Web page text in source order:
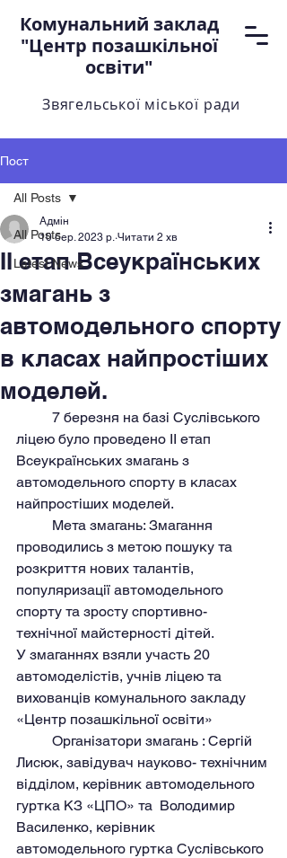
Комунальний заклад
"Центр позашкільної
освіти"
Звягельської міської ради
Пост
All Posts
Latest News
All Posts
II етап Всеукраїнських
змагань з
автомодельного спорту
в класах найпростіших
моделей.
Адмін
10 бер. 2023 р. Читати 2 хв
ліцею було проведено II етап
Всеукраїнських змагань з
автомодельного спорту в класах
найпростіших моделей.
проводились з метою пошуку та
розкриття нових талантів,
популяризації автомодельного
спорту та зросту спортивно-
технічної майстерності дітей.
У змаганнях взяли участь 20
автомоделістів, учнів ліцею та
вихованців комунального закладу
«Центр позашкільної освіти»
Лисюк, завідувач науково- технічним
відділом, керівник автомодельного
гуртка КЗ «ЦПО» та  Володимир
Василенко, керівник
автомодельного гуртка Суслівського